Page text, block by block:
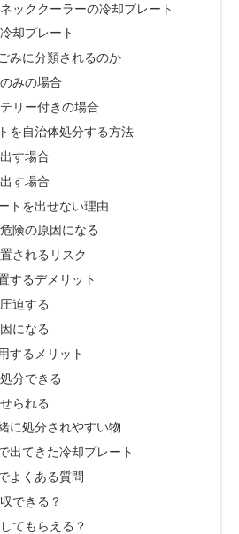
ッククーラーの冷却プレート
却プレート
みに分類されるのか
みの場合
リー付きの場合
を自治体処分する方法
す場合
す場合
トを出せない理由
険の原因になる
されるリスク
するデメリット
迫する
になる
するメリット
分できる
られる
に処分されやすい物
出てきた冷却プレート
よくある質問
できる？
てもらえる？